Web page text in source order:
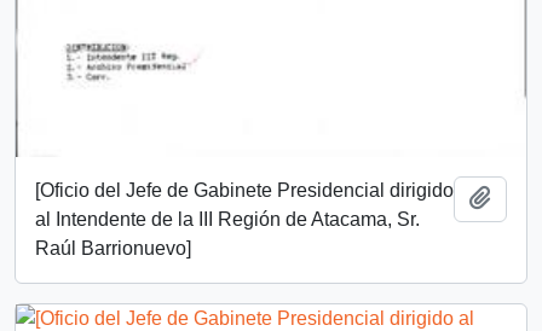
[Oficio del Jefe de Gabinete Presidencial dirigido
al Intendente de la III Región de Atacama, Sr.
Raúl Barrionuevo]